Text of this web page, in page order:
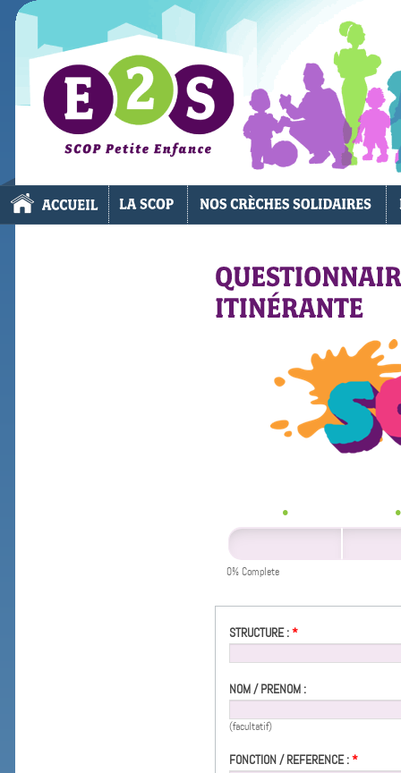
0% Complete
STRUCTURE :*
NOM / PRENOM :
(facultatif)
FONCTION / REFERENCE :*